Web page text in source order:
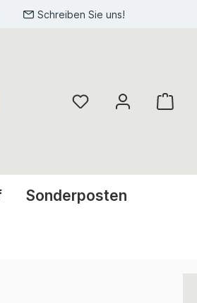
Schreiben Sie uns!
Sonderposten